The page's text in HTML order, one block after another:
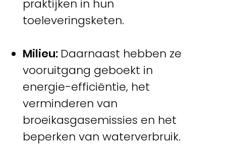
praktijken in hun
toeleveringsketen.
Milieu: Daarnaast hebben ze
vooruitgang geboekt in
energie-efficiëntie, het
verminderen van
broeikasgasemissies en het
beperken van waterverbruik.